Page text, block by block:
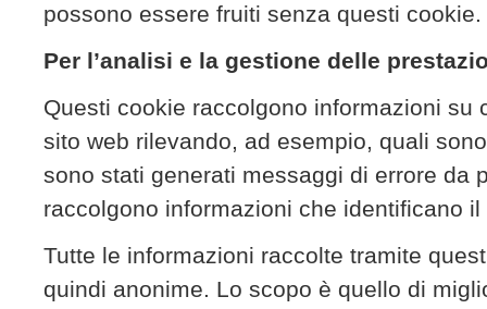
possono essere fruiti senza questi cookie.
Per l’analisi e la gestione delle
Questi cookie raccolgono informazioni su
sito web rilevando, ad esempio, quali
sono stati generati messaggi di errore da
raccolgono informazioni che identificano
Tutte le informazioni raccolte tramite
quindi anonime. Lo scopo è quello di